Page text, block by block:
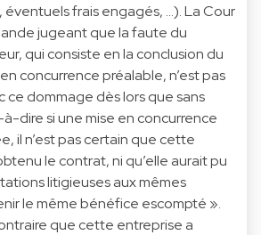
frais engagés, …). La Cour
jugeant que la faute du
qui consiste en la conclusion du
concurrence préalable, n’est pas
ce dommage dès lors que sans
dire si une mise en concurrence
il n’est pas certain que cette
le contrat, ni qu’elle aurait pu
litigieuses aux mêmes
le même bénéfice escompté ».
que cette entreprise a